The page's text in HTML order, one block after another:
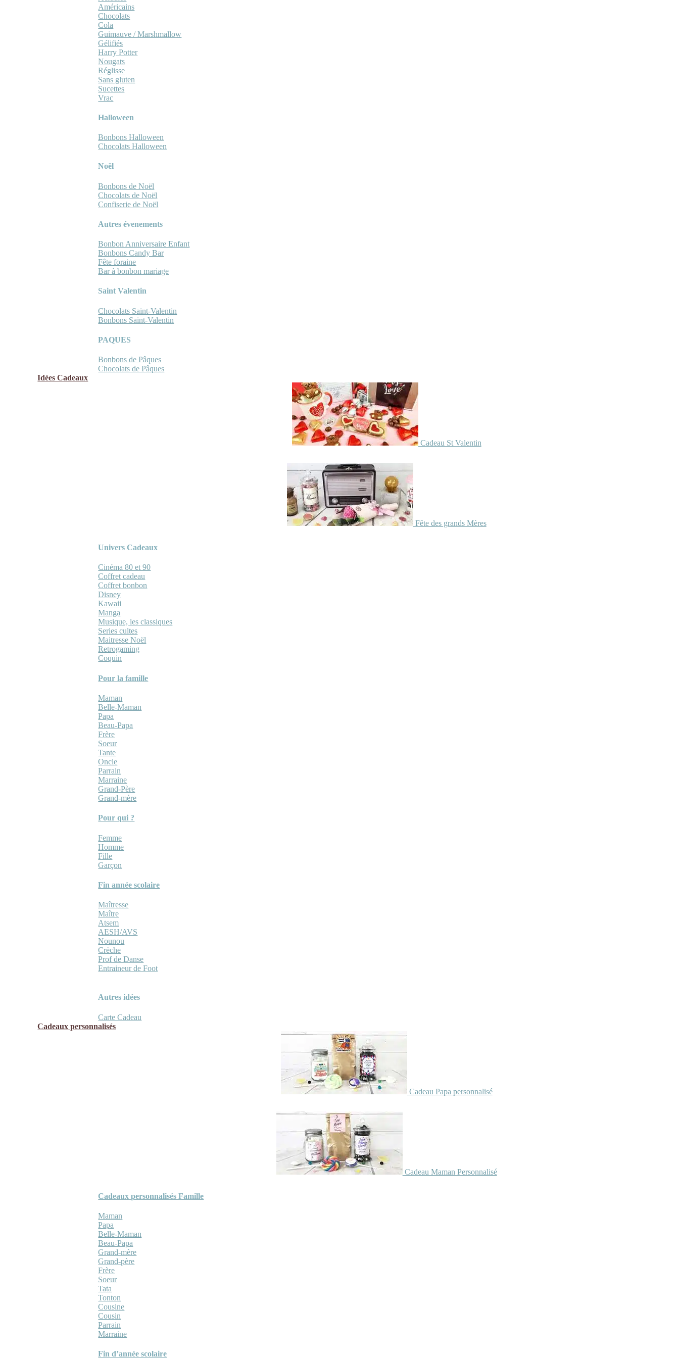
Américains
Chocolats
Cola
Guimauve / Marshmallow
Gélifiés
Harry Potter
Nougats
Réglisse
Sans gluten
Sucettes
Vrac
Halloween
Bonbons Halloween
Chocolats Halloween
Noël
Bonbons de Noël
Chocolats de Noël
Confiserie de Noël
Autres évenements
Bonbon Anniversaire Enfant
Bonbons Candy Bar
Fête foraine
Bar à bonbon mariage
Saint Valentin
Chocolats Saint-Valentin
Bonbons Saint-Valentin
PAQUES
Bonbons de Pâques
Chocolats de Pâques
Idées Cadeaux
Cadeau St Valentin
Fête des grands Mères
Univers Cadeaux
Cinéma 80 et 90
Coffret cadeau
Coffret bonbon
Disney
Kawaii
Manga
Musique, les classiques
Series cultes
Maitresse Noël
Retrogaming
Coquin
Pour la famille
Maman
Belle-Maman
Papa
Beau-Papa
Frère
Soeur
Tante
Oncle
Parrain
Marraine
Grand-Père
Grand-mère
Pour qui ?
Femme
Homme
Fille
Garçon
Fin année scolaire
Maîtresse
Maître
Atsem
AESH/AVS
Nounou
Crèche
Prof de Danse
Entraineur de Foot
Autres idées
Carte Cadeau
Cadeaux personnalisés
Cadeau Papa personnalisé
Cadeau Maman Personnalisé
Cadeaux personnalisés Famille
Maman
Papa
Belle-Maman
Beau-Papa
Grand-mère
Grand-père
Frère
Soeur
Tata
Tonton
Cousine
Cousin
Parrain
Marraine
Fin d’année scolaire